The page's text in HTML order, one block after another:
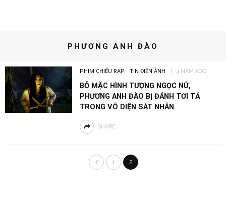
PHƯƠNG ANH ĐÀO
PHIM CHIẾU RẠP TIN ĐIỆN ẢNH 4 NĂM AGO
BỎ MẶC HÌNH TƯỢNG NGỌC NỮ,
PHƯƠNG ANH ĐÀO BỊ ĐÁNH TƠI TẢ
TRONG VÔ DIỆN SÁT NHÂN
SHARE
1 2